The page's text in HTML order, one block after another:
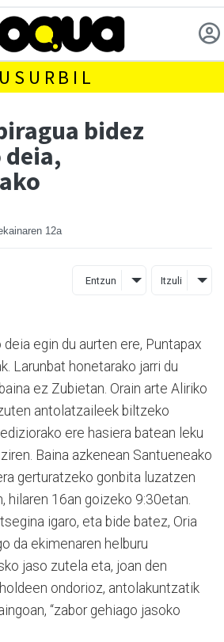
USURBIL
bidez
12a
Entzun Itzuli
egin du aurten ere, Puntapax
Larunbat honetarako jarri du
ez Zubietan. Orain arte Aliriko
antolatzaileek biltzeko
ere hasiera batean leku
Baina azkenean Santueneako
gerturatzeko gonbita luzatzen
hilaren 16an goizeko 9:30etan.
igaro, eta bide batez, Oria
da ekimenaren helburu
jaso zutela eta, joan den
ondorioz, antolakuntzatik
“zabor gehiago jasoko